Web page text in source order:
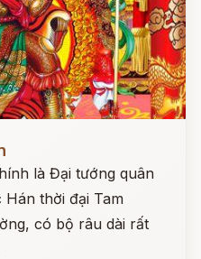
là Đại tướng quân
thời đại Tam
có bộ râu dài rất